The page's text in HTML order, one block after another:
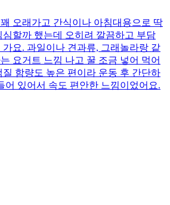
오래가고 간식이나 아침대용으로 딱
할까 했는데 오히려 깔끔하고 부담
요. 과일이나 견과류, 그래놀라랑 같
요거트 느낌 나고 꿀 조금 넣어 먹어
함량도 높은 편이라 운동 후 간단하
어 있어서 속도 편안한 느낌이었어요.